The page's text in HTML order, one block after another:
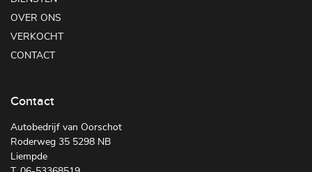
OVER ONS
VERKOCHT
CONTACT
Contact
Autobedrijf van Oorschot
Roderweg 35 5298 NB
Liempde